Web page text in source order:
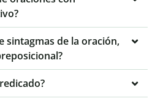
sintagmas de la oración,